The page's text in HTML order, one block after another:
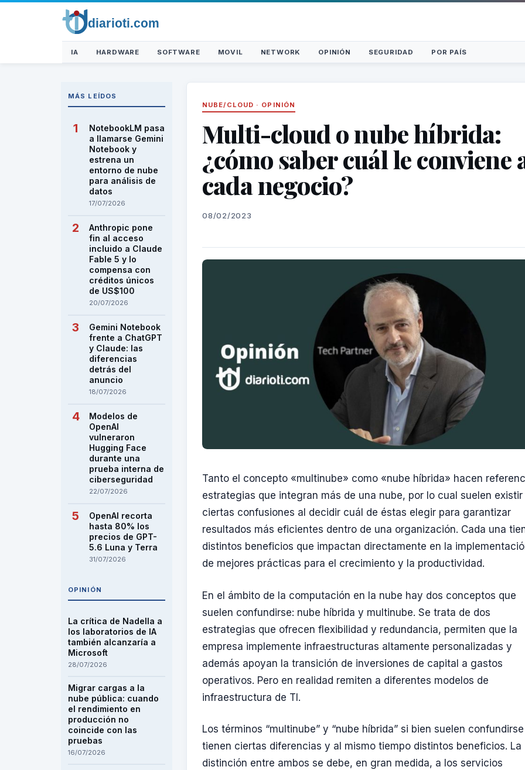
IA HARDWARE SOFTWARE MOVIL NETWORK OPINIÓN SEGURIDAD POR PAÍS
MÁS LEÍDOS
NotebookLM pasa
a llamarse Gemini
Notebook y
estrena un
entorno de nube
para análisis de
datos
17/07/2026
Anthropic pone
fin al acceso
incluido a Claude
Fable 5 y lo
compensa con
créditos únicos
de US$100
20/07/2026
Gemini Notebook
frente a ChatGPT
y Claude: las
diferencias
detrás del
anuncio
18/07/2026
Modelos de
OpenAI
vulneraron
Hugging Face
durante una
prueba interna de
ciberseguridad
22/07/2026
OpenAI recorta
hasta 80% los
precios de GPT-
5.6 Luna y Terra
31/07/2026
OPINIÓN
La crítica de Nadella a
los laboratorios de IA
también alcanzaría a
Microsoft
28/07/2026
Migrar cargas a la
nube pública: cuando
el rendimiento en
producción no
coincide con las
pruebas
16/07/2026
NUBE/CLOUD · OPINIÓN
Multi-cloud o nube híbrida:
¿cómo saber cuál le conviene
cada negocio?
08/02/2023
Tanto el concepto «multinube» como «nube híbrida» hacen
estrategias que integran más de una nube, por lo cual suelen existir
ciertas confusiones al decidir cuál de éstas elegir para garantizar
resultados más eficientes dentro de una organización. Cada una
distintos beneficios que impactan directamente en la
de mejores prácticas para el crecimiento y la productividad.
En el ámbito de la computación en la nube hay dos conceptos que
suelen confundirse: nube híbrida y multinube. Se trata de dos
estrategias que ofrecen flexibilidad y redundancia, permiten que la
empresa implemente infraestructuras altamente personalizadas y
además apoyan la transición de inversiones de capital a gastos
operativos. Pero en realidad remiten a diferentes modelos de
infraestructura de TI.
Los términos “multinube” y “nube híbrida” si bien suelen confundirse
tienen ciertas diferencias y al mismo tiempo distintos beneficios. La
distinción entre ambos se debe, en gran medida, a los servicios